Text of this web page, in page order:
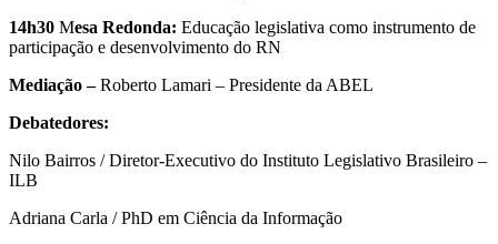
14h30 Mesa Redonda: Educação legislativa como instrumento de
participação e desenvolvimento do RN
Mediação –Roberto Lamari – Presidente da ABEL
Debatedores:
Nilo Bairros / Diretor-Executivo do Instituto Legislativo Brasileiro –
ILB
Adriana Carla / PhD em Ciência da Informação